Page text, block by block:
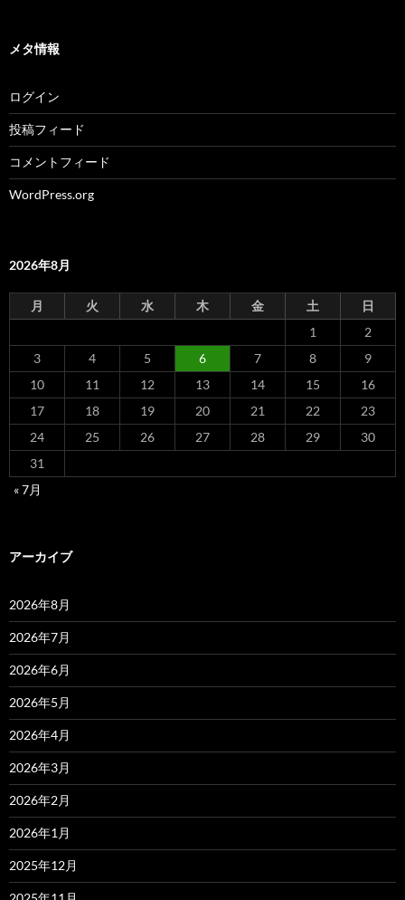
メタ情報
ログイン
投稿フィード
コメントフィード
WordPress.org
2026年8月
月 火 水 木 金 土
日
1
2
3
4 5 6 7 8
9
10
11 12 13 14 15
16
17
18 19 20 21 22
23
24
25 26 27 28 29
30
31
« 7月
アーカイブ
2026年8月
2026年7月
2026年6月
2026年5月
2026年4月
2026年3月
2026年2月
2026年1月
2025年12月